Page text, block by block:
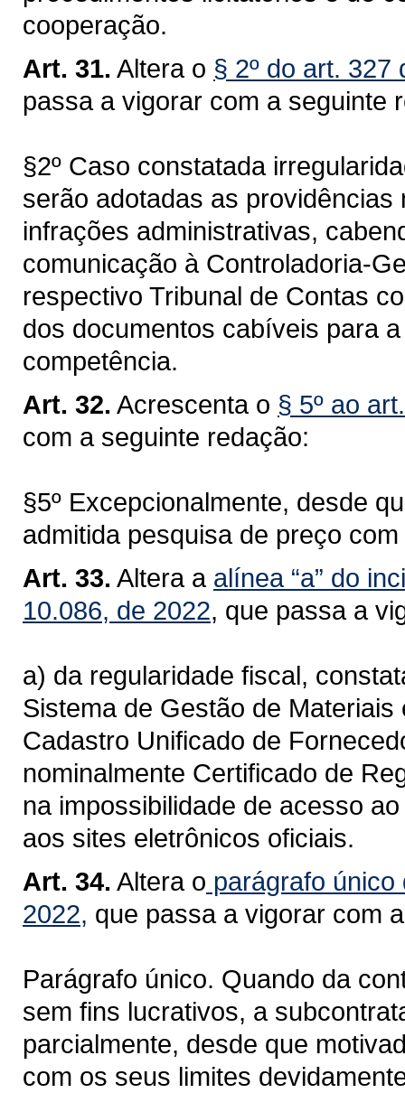
cooperação.
Art. 31. Altera o § 2º do art. 327
passa a vigorar com a seguinte
§2º Caso constatada
serão adotadas as
infrações administrativas,
comunicação à Controladoria-
respectivo Tribunal de Contas
dos documentos cabíveis para
competência.
Art. 32. Acrescenta o § 5º ao
com a seguinte redação:
§5º Excepcionalmente, desde
admitida pesquisa de preço
Art. 33. Altera a alínea “a” do
10.086, de 2022, que passa a
a) da regularidade fiscal,
Sistema de Gestão de
Cadastro Unificado de
nominalmente Certificado de
na impossibilidade de acesso
aos sites eletrônicos oficiais.
Art. 34. Altera o parágrafo único
2022, que passa a vigorar com
Parágrafo único. Quando da
sem fins lucrativos, a
parcialmente, desde que
com os seus limites